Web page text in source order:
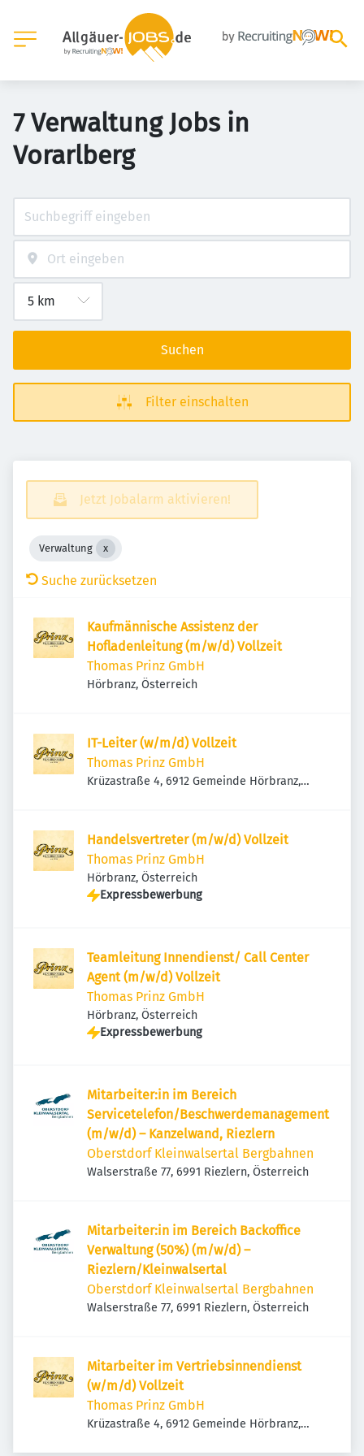
7 Verwaltung Jobs in
Vorarlberg
Suchen
Filter einschalten
Jetzt Jobalarm aktivieren!
Verwaltung
Suche zurücksetzen
Kaufmännische Assistenz der
Hofladenleitung (m/w/d) Vollzeit
Thomas Prinz GmbH
Hörbranz, Österreich
IT-Leiter (w/m/d) Vollzeit
Thomas Prinz GmbH
Krüzastraße 4, 6912 Gemeinde Hörbranz,
Handelsvertreter (m/w/d) Vollzeit
Thomas Prinz GmbH
Hörbranz, Österreich
Expressbewerbung
Teamleitung Innendienst/ Call Center
Agent (m/w/d) Vollzeit
Thomas Prinz GmbH
Hörbranz, Österreich
Expressbewerbung
Mitarbeiter:in im Bereich
Servicetelefon/Beschwerdemanagement
(m/w/d) – Kanzelwand, Riezlern
Oberstdorf Kleinwalsertal Bergbahnen
Walserstraße 77, 6991 Riezlern, Österreich
Mitarbeiter:in im Bereich Backoffice
Verwaltung (50%) (m/w/d) –
Riezlern/Kleinwalsertal
Oberstdorf Kleinwalsertal Bergbahnen
Walserstraße 77, 6991 Riezlern, Österreich
Mitarbeiter im Vertriebsinnendienst
(w/m/d) Vollzeit
Thomas Prinz GmbH
Krüzastraße 4, 6912 Gemeinde Hörbranz,